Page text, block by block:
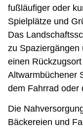
fußläufiger oder
Spielplätze und
Das
zu Spaziergängen
einen
Altwarmbüchener
dem Fahrrad oder
Die
Bäckereien und